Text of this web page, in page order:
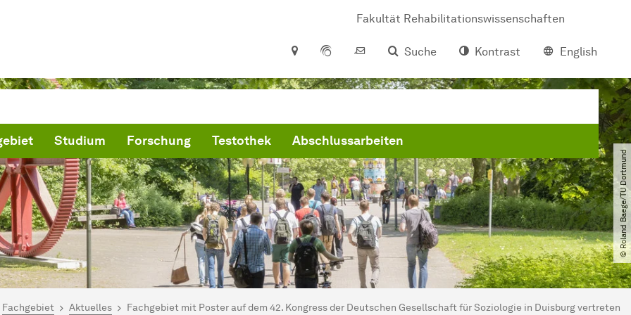
Fakultät Rehabilitationswissenschaften
Suche
Kontrast English
Studium Forschung Testothek Abschlussarbeiten
© Roland Baege​/​TU Dortmund
hier:
Fachgebiet Aktuelles Fachgebiet mit Poster auf dem 42. Kongress der Deutschen Gesellschaft für Soziologie in Duisburg vertreten